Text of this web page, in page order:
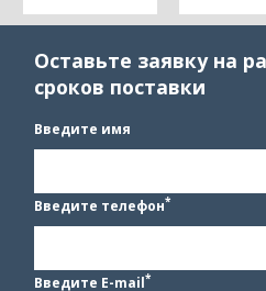
Оставьте заявку на
сроков поставки
Введите имя
Введите телефон*
Введите E-mail*